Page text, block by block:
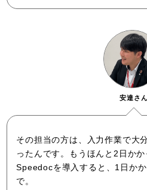
その担当の方は、入力作業で大
ったんです。もうほんと2日かか
Speedocを導入すると、1日か
で。
安達さん